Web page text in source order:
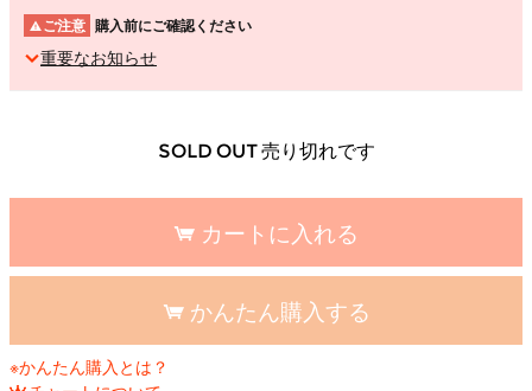
ご注意 購入前にご確認ください
重要なお知らせ
SOLD OUT 売り切れです
カートに入れる
かんたん購入する
※かんたん購入とは？